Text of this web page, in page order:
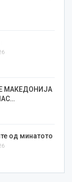
МАКЕДОНИЈА
од минатото